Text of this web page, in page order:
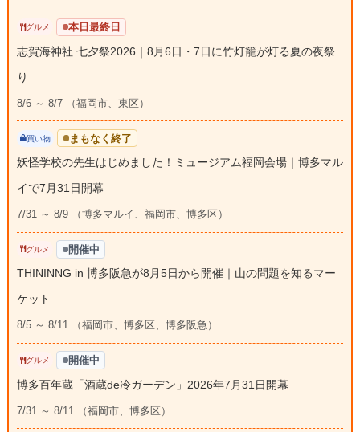
グルメ 本日最終日
志賀海神社 七夕祭2026｜8月6日・7日に竹灯籠が灯る夏の夜祭
り
8/6 ～ 8/7 （福岡市、東区）
買い物 まもなく終了
妖怪学校の先生はじめました！ミュージアム福岡会場｜博多マル
イで7月31日開幕
7/31 ～ 8/9 （博多マルイ、福岡市、博多区）
グルメ 開催中
THININNG in 博多阪急が8月5日から開催｜山の問題を知るマー
ケット
8/5 ～ 8/11 （福岡市、博多区、博多阪急）
グルメ 開催中
博多百年蔵「酒蔵de冷ガーデン」2026年7月31日開幕
7/31 ～ 8/11 （福岡市、博多区）